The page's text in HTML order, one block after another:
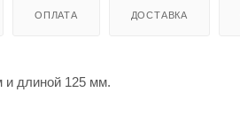
ОПЛАТА ДОСТАВКА
длиной 125 мм.